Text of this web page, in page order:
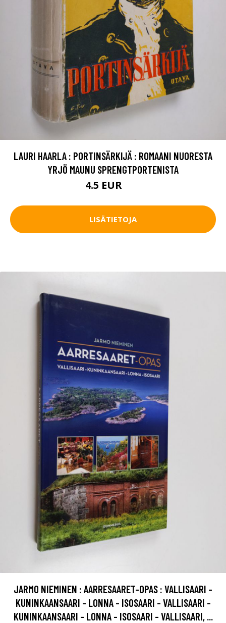
LAURI HAARLA : PORTINSÄRKIJÄ : ROMAANI NUORESTA
YRJÖ MAUNU SPRENGTPORTENISTA
4.5 EUR
LISÄTIETOJA
JARMO NIEMINEN : AARRESAARET-OPAS : VALLISAARI -
KUNINKAANSAARI - LONNA - ISOSAARI - VALLISAARI -
KUNINKAANSAARI - LONNA - ISOSAARI - VALLISAARI, ...